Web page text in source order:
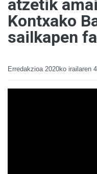
atzetik
Kontxako
sailkapen
Erredakzioa 2020ko irailaren